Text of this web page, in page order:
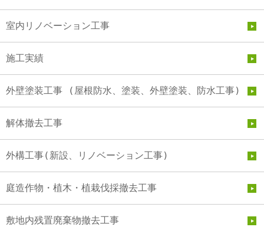
室内リノベーション工事
施工実績
外壁塗装工事 (屋根防水、塗装、外壁塗装、防水工事)
解体撤去工事
外構工事(新設、リノベーション工事)
庭造作物・植木・植栽伐採撤去工事
敷地内残置廃棄物撤去工事